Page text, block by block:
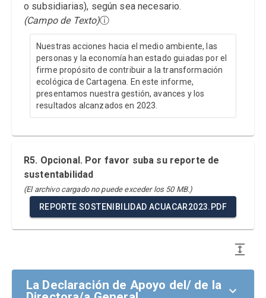
o subsidiarias), según sea necesario.
(Campo de Texto)ⓘ
Nuestras acciones hacia el medio ambiente, las
personas y la economía han estado guiadas por el
firme propósito de contribuir a la transformación
ecológica de Cartagena. En este informe,
presentamos nuestra gestión, avances y los
resultados alcanzados en 2023.
R5. Opcional. Por favor suba su reporte de
sustentabilidad
(El archivo cargado no puede exceder los 50 MB.)
REPORTE SOSTENIBILIDAD ACUACAR2023.PDF
La Declaración de Apoyo del/ de la